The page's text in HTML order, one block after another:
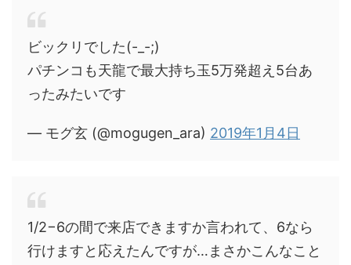
ビックリでした(-_-;)
パチンコも天龍で最大持ち玉5万発超え5台あ
ったみたいです
— モグ玄 (@mogugen_ara) 2019年1月4日
1/2−6の間で来店できますか言われて、6なら
行けますと応えたんですが…まさかこんなこと